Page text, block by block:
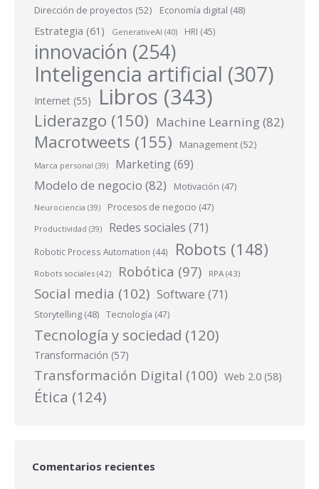
Dirección de proyectos (52) Economía digital (48)
Estrategia (61) GenerativeAI (40) HRI (45)
innovación (254)
Inteligencia artificial (307)
Internet (55) Libros (343)
Liderazgo (150) Machine Learning(82)
Macrotweets (155) Management (52)
Marca personal (39) Marketing (69)
Modelo de negocio (82) Motivación (47)
Neurociencia (39) Procesos de negocio (47)
Productividad (39) Redes sociales (71)
Robotic Process Automation (44) Robots (148)
Robots sociales (42) Robótica (97) RPA (43)
Social media (102) Software (71)
Storytelling (48) Tecnología (47)
Tecnología y sociedad (120)
Transformación (57)
Transformación Digital (100) Web 2.0 (58)
Ética (124)
Comentarios recientes